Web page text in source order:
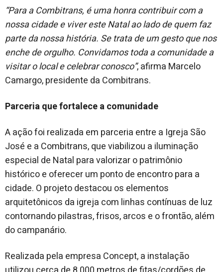
“Para a Combitrans, é uma honra contribuir com a
nossa cidade e viver este Natal ao lado de quem faz
parte da nossa história. Se trata de um gesto que nos
enche de orgulho. Convidamos toda a comunidade a
visitar o local e celebrar conosco”, afirma Marcelo
Camargo, presidente da Combitrans.
Parceria que fortalece a comunidade
A ação foi realizada em parceria entre a Igreja São
José e a Combitrans, que viabilizou a iluminação
especial de Natal para valorizar o patrimônio
histórico e oferecer um ponto de encontro para a
cidade. O projeto destacou os elementos
arquitetônicos da igreja com linhas contínuas de luz
contornando pilastras, frisos, arcos e o frontão, além
do campanário.
Realizada pela empresa Concept, a instalação